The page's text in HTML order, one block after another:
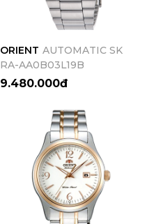
ORIENT AUTOMATIC SK
RA-AA0B03L19B
9.480.000đ